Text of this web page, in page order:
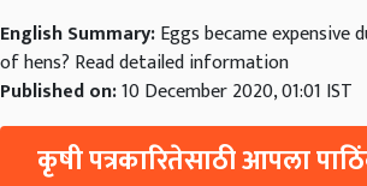
English Summary:Eggs became expensive
of hens? Read detailed information
Published on:10 December 2020, 01:01 IST
कृषी पत्रकारितेसाठी आपला